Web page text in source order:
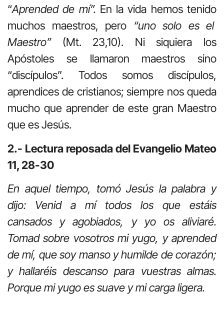
“Aprended de mí”. En la vida hemos tenido
muchos maestros, pero “uno solo es el
Maestro”(Mt. 23,10). Ni siquiera los
Apóstoles se llamaron maestros sino
“discípulos”. Todos somos discípulos,
aprendices de cristianos; siempre nos queda
mucho que aprender de este gran Maestro
que es Jesús.
2.- Lectura reposada del Evangelio Mateo
11, 28-30
En aquel tiempo, tomó Jesús la palabra y
dijo: Venid a mí todos los que estáis
cansados y agobiados, y yo os aliviaré.
Tomad sobre vosotros mi yugo, y aprended
de mí, que soy manso y humilde de corazón;
y hallaréis descanso para vuestras almas.
Porque mi yugo es suave y mi carga ligera.